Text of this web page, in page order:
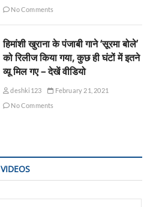
No Comments
हिमांशी खुराना के पंजाबी गाने ‘सूरमा बोले’
को रिलीज किया गया, कुछ ही घंटों में इतने
व्यू मिल गए – देखें वीडियो
deshki123
February 21, 2021
No Comments
VIDEOS